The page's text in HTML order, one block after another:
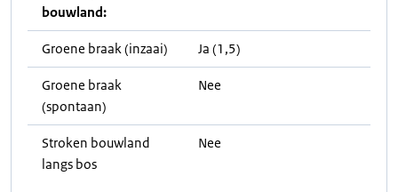
bouwland:
Groene braak (inzaai) Ja (1,5)
Groene braak
(spontaan)
Nee
Stroken bouwland
langs bos
Nee